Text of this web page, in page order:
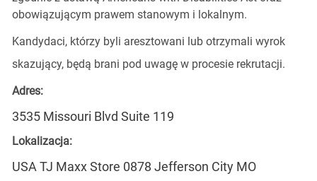
obowiązującym prawem stanowym i lokalnym.
Kandydaci, którzy byli aresztowani lub otrzymali wyrok
skazujący, będą brani pod uwagę w procesie rekrutacji.
Adres:
3535 Missouri Blvd Suite 119
Lokalizacja:
USA TJ Maxx Store 0878 Jefferson City MO